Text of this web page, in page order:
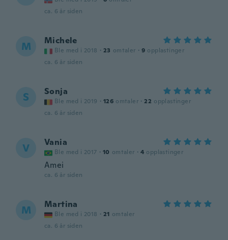
ca. 6 år siden
M Michele
Ble med i 2018 · 23 omtaler · 9 opplastinger
ca. 6 år siden
S Sonja
Ble med i 2019 · 126 omtaler · 22 opplastinger
ca. 6 år siden
V Vania
Ble med i 2017 · 10 omtaler · 4 opplastinger
Amei
ca. 6 år siden
M Martina
Ble med i 2018 · 21 omtaler
ca. 6 år siden